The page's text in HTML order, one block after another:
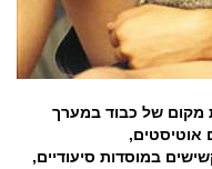
מקום של כבוד במערך
אוטיסטים,
במוסדות סיעודיים,